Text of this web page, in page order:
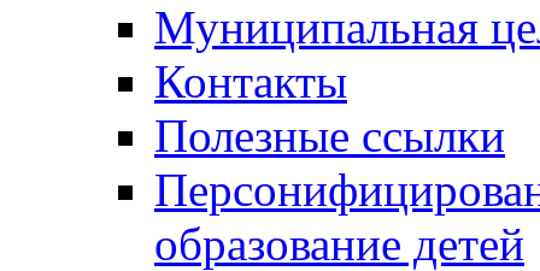
Муниципальная
Контакты
Полезные ссылки
образование детей